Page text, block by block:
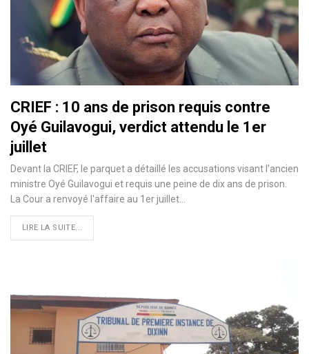
CRIEF : 10 ans de prison requis contre
Oyé Guilavogui, verdict attendu le 1er
juillet
Devant la CRIEF, le parquet a détaillé les accusations visant l'ancien
ministre Oyé Guilavogui et requis une peine de dix ans de prison.
La Cour a renvoyé l'affaire au 1er juillet…
LIRE LA SUITE...